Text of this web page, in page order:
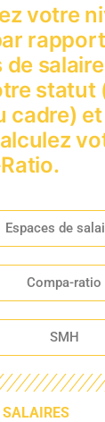
votre
de
statut
cadre)
Espaces de
Compa-ratio
SMH
SALAIRES